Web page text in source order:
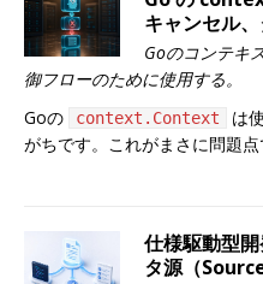
キャンセル
Goのコンテキ
御フローのために使用する。
Goの
context.Context
は
がちです。これがまさに問題点
仕様駆動型
タ源（